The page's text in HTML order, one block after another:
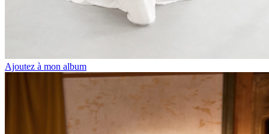
Ajoutez à mon album